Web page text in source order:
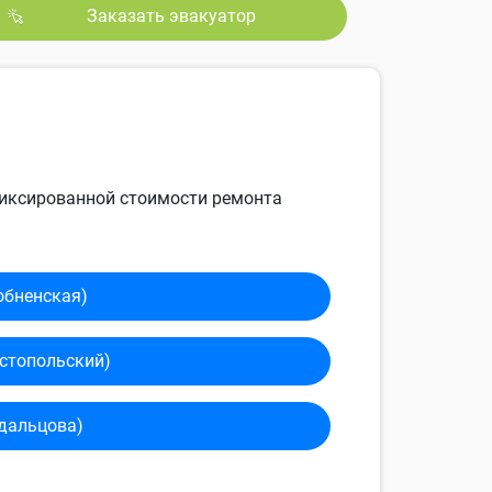
Заказать эвакуатор
стоимости ремонта